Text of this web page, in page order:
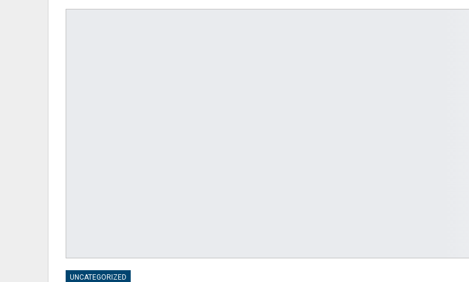
UNCATEGORIZED